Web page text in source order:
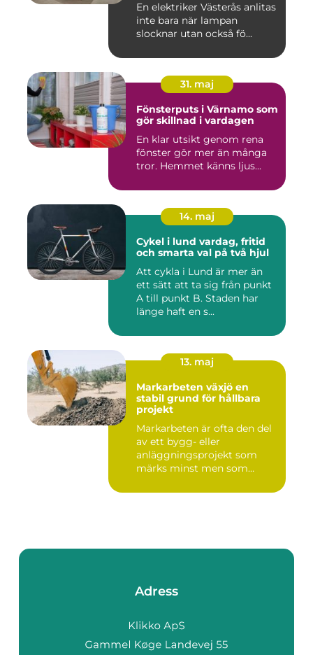
En elektriker Västerås anlitas
inte bara när lampan
slocknar utan också fö...
31. maj
Fönsterputs i Värnamo som
gör skillnad i vardagen
En klar utsikt genom rena
fönster gör mer än många
tror. Hemmet känns ljus...
14. maj
Cykel i lund vardag, fritid
och smarta val på två hjul
Att cykla i Lund är mer än
ett sätt att ta sig från punkt
A till punkt B. Staden har
länge haft en s...
13. maj
Markarbeten växjö en
stabil grund för hållbara
projekt
Markarbeten är ofta den del
av ett bygg- eller
anläggningsprojekt som
märks minst men som
Adress